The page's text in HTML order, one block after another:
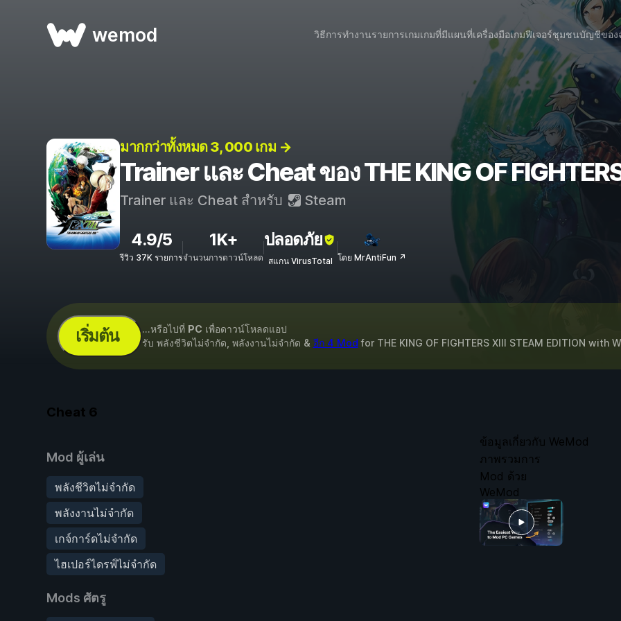
wemod วิธีการทำงานรายการเกมเกมที่มีแผนที่เครื่องมือเกมฟีเจอร์ชุมชนบัญชีของ
มากกว่าทั้งหมด 3, 000 เกม →
Trainer และ Cheat ของ THE KING OF
Trainer และ Cheat สำหรับ Steam
4.9/5
รีวิว 37K รายการ
1K+
จำนวนการดาวน์โหลด
ปลอดภัย
สแกน VirusTotal โดย MrAntiFun ↗
เริ่มต้น ...หรือไปที่ PC เพื่อดาวน์โหลดแอป
รับ พลังชีวิตไม่จำกัด, พลังงานไม่จำกัด & อีก 4 Mod for THE KING OF FIGHTERS XIII STEAM EDITION with
Cheat 6
Mod ผู้เล่น
พลังชีวิตไม่จำกัด
พลังงานไม่จำกัด
เกจ์การ์ดไม่จำกัด
ไฮเปอร์ไดรฟ์ไม่จำกัด
Mods ศัตรู
ข้อมูลเกี่ยวกับ WeMod
ภาพรวมการ
Mod ด้วย
WeMod